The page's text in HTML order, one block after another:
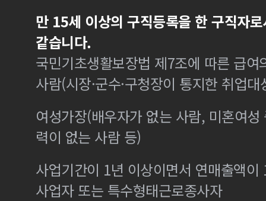
만 15세 이상의 구직등록을 한 구직자
같습니다.
국민기초생활보장법 제7조에 따른 급
사람(시장·군수·구청장이 통지한 취업
여성가장(배우자가 없는 사람, 미혼여
력이 없는 사람 등)
사업기간이 1년 이상이면서 연매출액
사업자 또는 특수형태근로종사자